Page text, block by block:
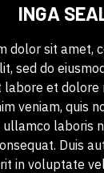
INGA
dolor sit amet,
sed do
labore et dolore
veniam, quis
laboris
Duis
in voluptate